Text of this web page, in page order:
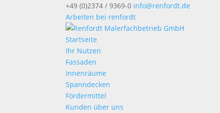
+49 (0)2374 / 9369-0 info@renfordt.de
Arbeiten bei renfordt
Startseite
Ihr Nutzen
Fassaden
Innenräume
Spanndecken
Fördermittel
Kunden über uns